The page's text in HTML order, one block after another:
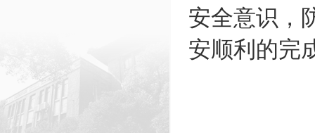
安全意识，
安顺利的完